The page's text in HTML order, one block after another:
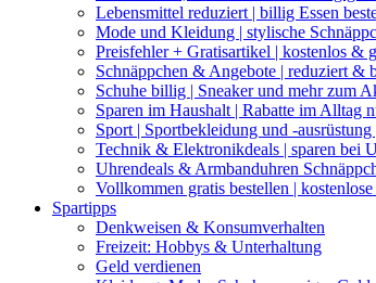
Lebensmittel reduziert | billig Essen
Mode und Kleidung | stylische
Preisfehler + Gratisartikel | kostenlos &
Schnäppchen & Angebote | reduziert &
Schuhe billig | Sneaker und mehr zum
Sparen im Haushalt | Rabatte im Alltag
Sport | Sportbekleidung und -
Technik & Elektronikdeals | sparen bei
Uhrendeals & Armbanduhren
Vollkommen gratis bestellen |
Spartipps
Denkweisen & Konsumverhalten
Freizeit: Hobbys & Unterhaltung
Geld verdienen